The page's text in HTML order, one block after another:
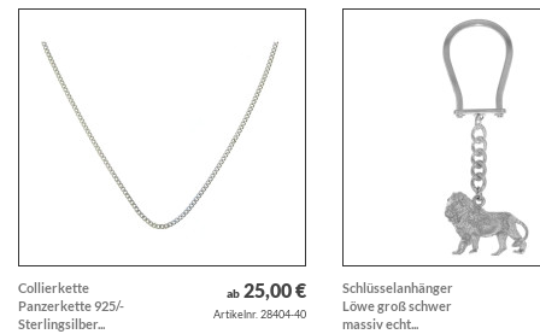
Collierkette
Panzerkette 925/-
Sterlingsilber...
ab25,00 €
Artikelnr. 28404-40
Schlüsselanhänger
Löwe groß schwer
massiv echt...